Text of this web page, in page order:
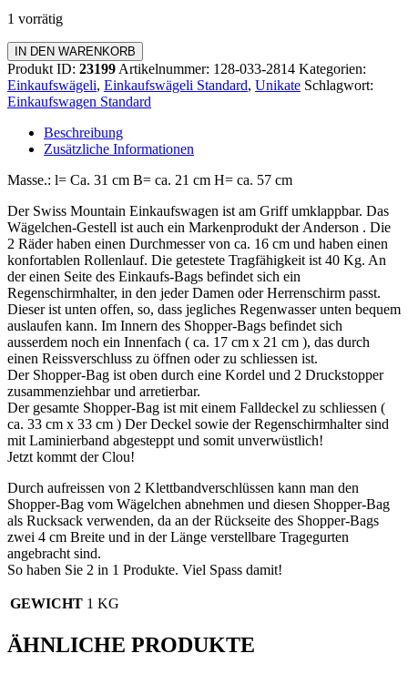
1 vorrätig
Einkaufswagen
Standard
Menge
IN DEN WARENKORB
Produkt ID: 23199 Artikelnummer: 128-033-2814 Kategorien:
Einkaufswägeli, Einkaufswägeli Standard, Unikate Schlagwort:
Einkaufswagen Standard
Beschreibung
Zusätzliche Informationen
Masse.: l= Ca. 31 cm B= ca. 21 cm H= ca. 57 cm
Der Swiss Mountain Einkaufswagen ist am Griff umklappbar. Das
Wägelchen-Gestell ist auch ein Markenprodukt der Anderson . Die
2 Räder haben einen Durchmesser von ca. 16 cm und haben einen
konfortablen Rollenlauf. Die getestete Tragfähigkeit ist 40 Kg. An
der einen Seite des Einkaufs-Bags befindet sich ein
Regenschirmhalter, in den jeder Damen oder Herrenschirm passt.
Dieser ist unten offen, so, dass jegliches Regenwasser unten bequem
auslaufen kann. Im Innern des Shopper-Bags befindet sich
ausserdem noch ein Innenfach ( ca. 17 cm x 21 cm ), das durch
einen Reissverschluss zu öffnen oder zu schliessen ist.
Der Shopper-Bag ist oben durch eine Kordel und 2 Druckstopper
zusammenziehbar und arretierbar.
Der gesamte Shopper-Bag ist mit einem Falldeckel zu schliessen (
ca. 33 cm x 33 cm ) Der Deckel sowie der Regenschirmhalter sind
mit Laminierband abgesteppt und somit unverwüstlich!
Jetzt kommt der Clou!
Durch aufreissen von 2 Klettbandverschlüssen kann man den
Shopper-Bag vom Wägelchen abnehmen und diesen Shopper-Bag
als Rucksack verwenden, da an der Rückseite des Shopper-Bags
zwei 4 cm Breite und in der Länge verstellbare Tragegurten
angebracht sind.
So haben Sie 2 in 1 Produkte. Viel Spass damit!
GEWICHT 1 KG
ÄHNLICHE PRODUKTE